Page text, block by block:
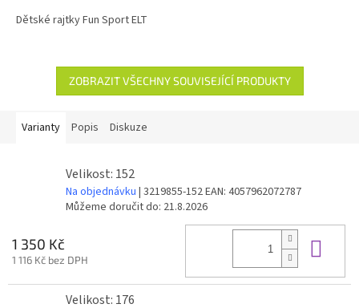
Dětské rajtky Fun Sport ELT
ZOBRAZIT VŠECHNY SOUVISEJÍCÍ PRODUKTY
Varianty Popis Diskuze
Velikost: 152
Na objednávku | 3219855-152EAN: 4057962072787
Můžeme doručit do: 21.8.2026
1 350 Kč
1 116 Kč bez DPH
Velikost: 176